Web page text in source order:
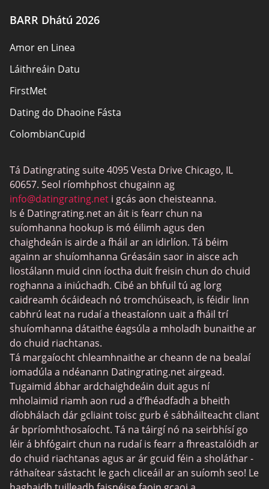
Beartas Príobháideachais
Freagracht
Nochtadh Affiliate
Léarscáil an láithreáin
BARR Dhátú 2026
Amor en Linea
Láithreáin Datu
FirstMet
Dating do Dhaoine Fásta
ColombianCupid
MeetMindful
Dátú BDSM
BBPeopleMeet
Suíomhanna Daidí Siúcra
JPeopleMeet
Trans Datu
Láithreáin Datu Sinsearacha
MyLOL
Datu Aerach
Datu Leispiach
Láithreáin um Dhátú Dubh
SugarDaddyMeet
LatinAmericanCupid
CatholicMatch
Tá Datingrating suite 4095 Vesta Drive Chicago, IL
60657. Seol ríomhphost chugainn ag
info@datingrating.net i gcás aon cheisteanna.
Is é Datingrating.net an áit is fearr chun na
suíomhanna hookup is mó éilimh agus den
chaighdeán is airde a fháil ar an idirlíon. Tá béim
againn ar shuíomhanna Gréasáin saor in aisce ach
liostálann muid cinn íoctha duit freisin chun do chuid
roghanna a iniúchadh. Cibé an bhfuil tú ag lorg
caidreamh ócáideach nó tromchúiseach, is féidir linn
cabhrú leat na rudaí a theastaíonn uait a fháil trí
shuíomhanna dátaithe éagsúla a mholadh bunaithe ar
do chuid riachtanas.
Tá margaíocht chleamhnaithe ar cheann de na bealaí
iomadúla a ndéanann Datingrating.net airgead.
Tugaimid ábhar ardchaighdeáin duit agus ní
mholaimid riamh aon rud a d’fhéadfadh a bheith
díobhálach dár gcliaint toisc gurb é sábháilteacht cliant
ár bpríomhthosaíocht. Tá na táirgí nó na seirbhísí go
léir á bhfógairt chun na rudaí is fearr a fhreastalóidh ar
do chuid riachtanas agus ar ár gcuid féin a sholáthar -
ráthaítear sástacht le gach cliceáil ar an suíomh seo! Le